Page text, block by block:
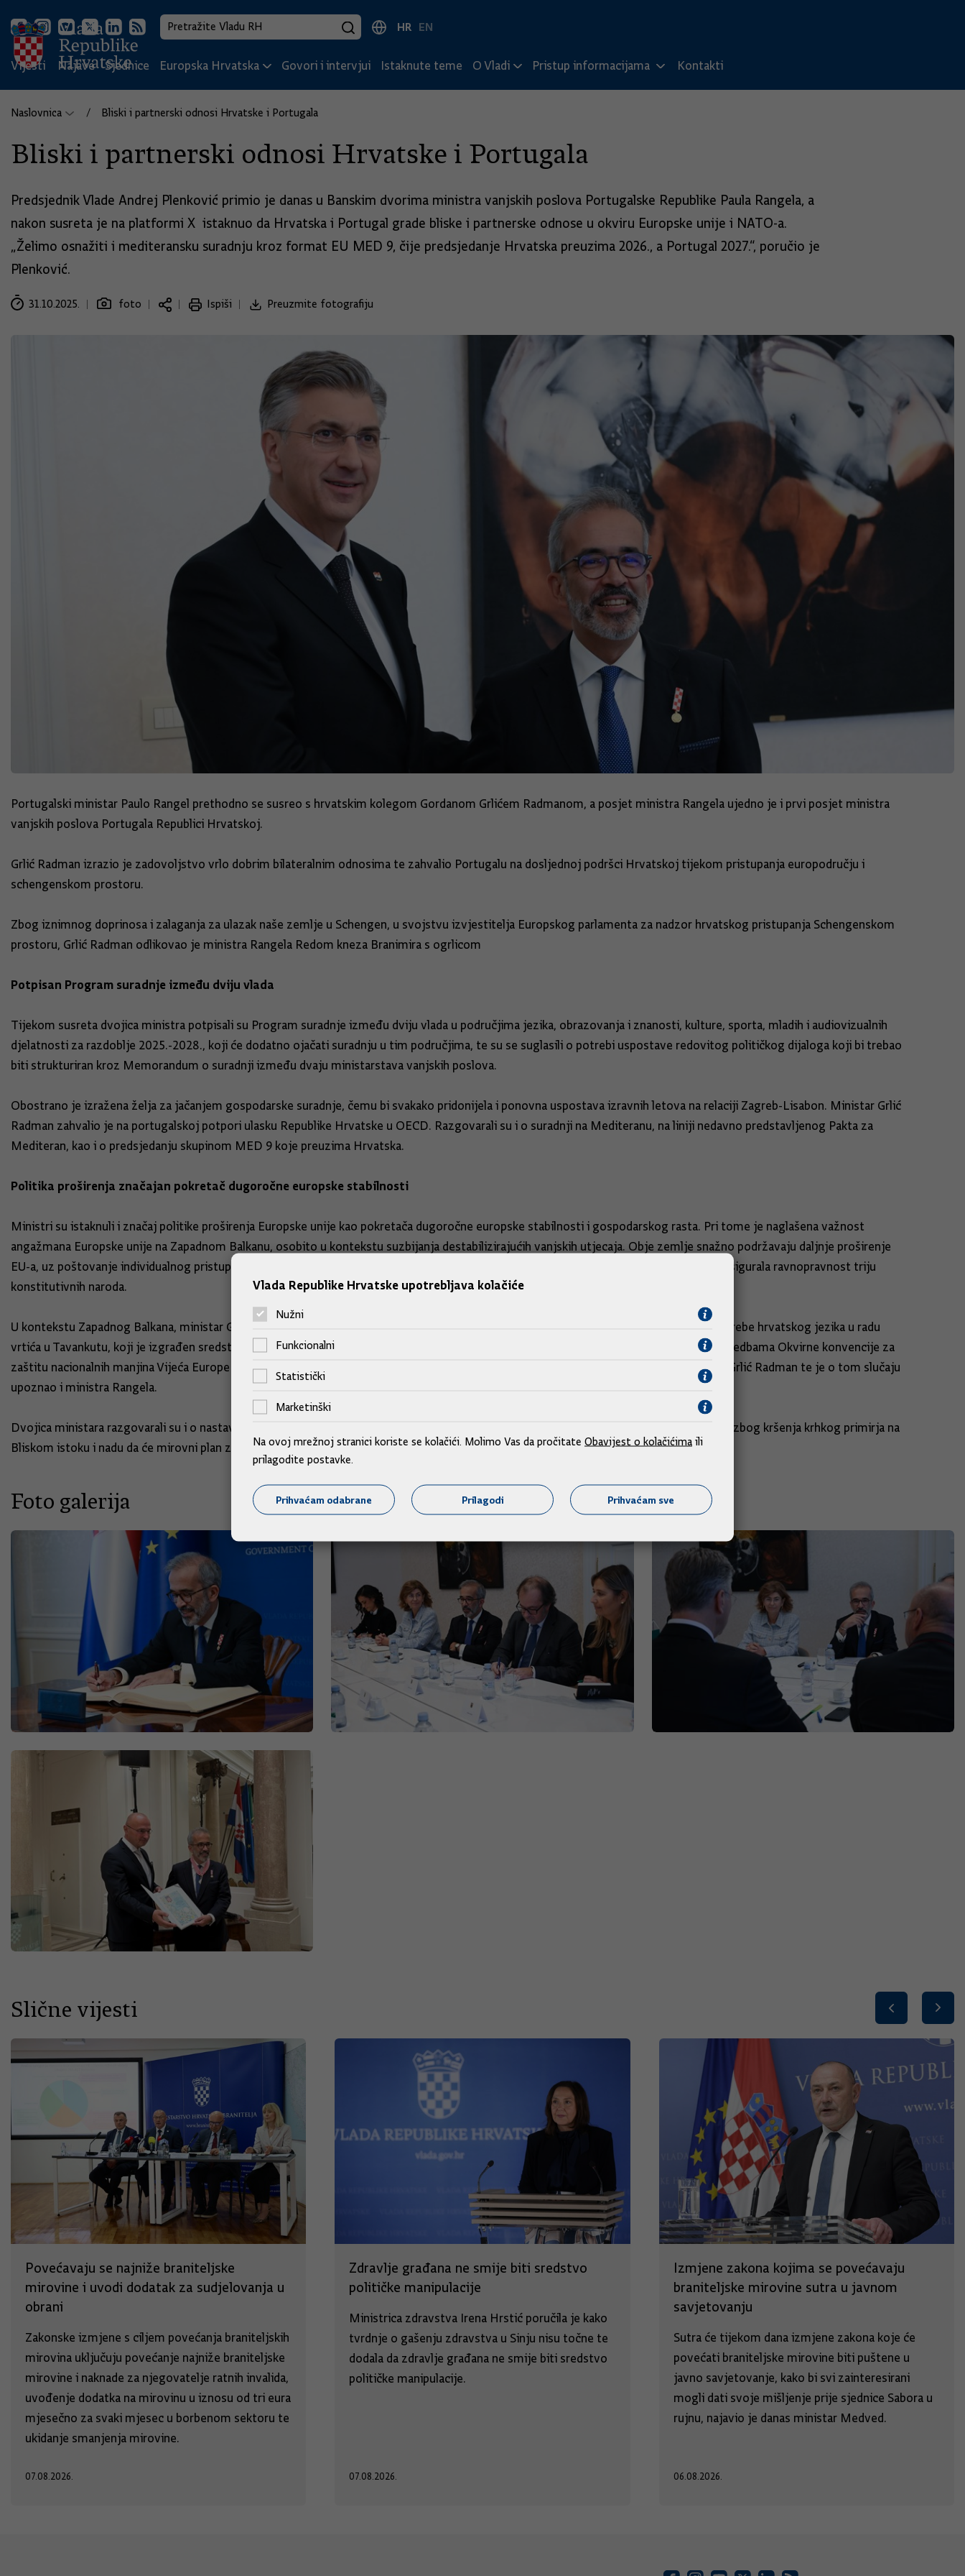
HR EN
Vijesti Najave Sjednice Europska Hrvatska Govori i intervjui Istaknute teme O Vladi Pristup informacijama Kontakti
Naslovnica Bliski i partnerski odnosi Hrvatske i Portugala
Bliski i partnerski odnosi Hrvatske i Portugala
Predsjednik Vlade Andrej Plenković primio je danas u Banskim dvorima ministra vanjskih poslova Portugalske Republike Paula Rangela, a
nakon susreta je na platformi X istaknuo da Hrvatska i Portugal grade bliske i partnerske odnose u okviru Europske unije i NATO-a.
„Želimo osnažiti i mediteransku suradnju kroz format EU MED 9, čije predsjedanje Hrvatska preuzima 2026., a Portugal 2027.“, poručio je
Plenković.
31.10.2025. foto Ispiši Preuzmite fotografiju
Portugalski ministar Paulo Rangel prethodno se susreo s hrvatskim kolegom Gordanom Grlićem Radmanom, a posjet ministra Rangela ujedno je i prvi posjet ministra
vanjskih poslova Portugala Republici Hrvatskoj.
Grlić Radman izrazio je zadovoljstvo vrlo dobrim bilateralnim odnosima te zahvalio Portugalu na dosljednoj podršci Hrvatskoj tijekom pristupanja europodručju i
schengenskom prostoru.
Zbog iznimnog doprinosa i zalaganja za ulazak naše zemlje u Schengen, u svojstvu izvjestitelja Europskog parlamenta za nadzor hrvatskog pristupanja Schengenskom
prostoru, Grlić Radman odlikovao je ministra Rangela Redom kneza Branimira s ogrlicom
Potpisan Program suradnje između dviju vlada
Tijekom susreta dvojica ministra potpisali su Program suradnje između dviju vlada u područjima jezika, obrazovanja i znanosti, kulture, sporta, mladih i audiovizualnih
djelatnosti za razdoblje 2025.-2028., koji će dodatno ojačati suradnju u tim područjima, te su se suglasili o potrebi uspostave redovitog političkog dijaloga koji bi trebao
biti strukturiran kroz Memorandum o suradnji između dvaju ministarstava vanjskih poslova.
Obostrano je izražena želja za jačanjem gospodarske suradnje, čemu bi svakako pridonijela i ponovna uspostava izravnih letova na relaciji Zagreb-Lisabon. Ministar Grlić
Radman zahvalio je na portugalskoj potpori ulasku Republike Hrvatske u OECD. Razgovarali su i o suradnji na Mediteranu, na liniji nedavno predstavljenog Pakta za
Mediteran, kao i o predsjedanju skupinom MED 9 koje preuzima Hrvatska.
Politika proširenja značajan pokretač dugoročne europske stabilnosti
Ministri su istaknuli i značaj politike proširenja Europske unije kao pokretača dugoročne europske stabilnosti i gospodarskog rasta. Pri tome je naglašena važnost
angažmana Europske unije na Zapadnom Balkanu, osobito u kontekstu suzbijanja destabilizirajućih vanjskih utjecaja. Obje zemlje snažno podržavaju daljnje proširenje
EU-a, uz poštovanje individualnog pristupa temeljenog na ispunjavanju kriterija, posebno u vezi s Bosnom i Hercegovinom, kako bi se osigurala ravnopravnost triju
konstitutivnih naroda.
U kontekstu Zapadnog Balkana, ministar Grlić Radman je na zajedničkoj konferenciji za medije ponovno istaknuo problematiziranje upotrebe hrvatskog jezika u radu
vrtića u Tavankutu, koji je izgrađen sredstvima hrvatske Vlade. „Takav odnos prema hrvatskoj manjini u Republici Srbiji nije u skladu s odredbama Okvirne konvencije za
zaštitu nacionalnih manjina Vijeća Europe te Sporazuma između Republike Hrvatske i Republike Srbije o zaštiti prava manjina“, kazao je Grlić Radman te je o tom slučaju
upoznao i ministra Rangela.
Dvojica ministara razgovarali su i o nastavku potpore Ukrajini i nužnosti dosljedne provedbe sankcija protiv Rusije te izrazili zabrinutost zbog kršenja krhkog primirja na
Bliskom istoku i nadu da će mirovni plan zaživjeti.
Foto galerija
Slične vijesti
Povećavaju se najniže braniteljske
mirovine i uvodi dodatak za sudjelovanja u
obrani
Zakonske izmjene s ciljem povećanja braniteljskih
mirovina uključuju povećanje najniže braniteljske
mirovine i naknade za njegovatelje ratnih invalida,
uvođenje dodatka na mirovinu u iznosu od tri eura
mjesečno za svaki mjesec u borbenom sektoru te
ukidanje smanjenja mirovine.
07.08.2026.
Zdravlje građana ne smije biti sredstvo
političke manipulacije
Ministrica zdravstva Irena Hrstić poručila je kako
tvrdnje o gašenju zdravstva u Sinju nisu točne te
dodala da zdravlje građana ne smije biti sredstvo
političke manipulacije.
07.08.2026.
Izmjene zakona kojima se povećavaju
braniteljske mirovine sutra u javnom
savjetovanju
Sutra će tijekom dana izmjene zakona koje će
povećati braniteljske mirovine biti puštene u
javno savjetovanje, kako bi svi zainteresirani
mogli dati svoje mišljenje prije sjednice Sabora u
rujnu, najavio je danas ministar Medved.
06.08.2026.
Vlada Republike Hrvatske upotrebljava kolačiće
Nužni
Funkcionalni
Statistički
Marketinški
Na ovoj mrežnoj stranici koriste se kolačići. Molimo Vas da pročitate Obavijest o kolačićima ili
prilagodite postavke.
Prihvaćam odabrane Prilagodi Prihvaćam sve